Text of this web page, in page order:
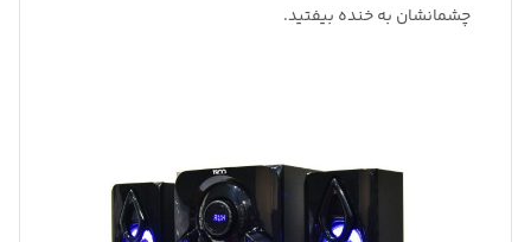
چشمانشان به خنده بیفتید.